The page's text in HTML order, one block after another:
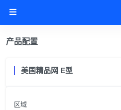
产品配置
美国精品网 E型
区域